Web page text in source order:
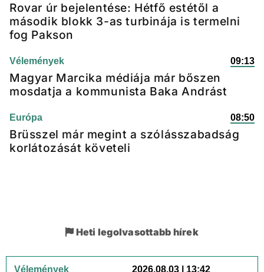
Rovar úr bejelentése: Hétfő estétől a
második blokk 3-as turbinája is termelni
fog Pakson
Vélemények 09:13
Magyar Marcika médiája már bőszen
mosdatja a kommunista Baka Andrást
Európa 08:50
Brüsszel már megint a szólásszabadság
korlátozását követeli
Heti legolvasottabb hírek
Vélemények 2026.08.03 | 13:42